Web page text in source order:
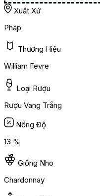
Xuất Xứ
Pháp
Thương Hiệu
William Fevre
Loại Rượu
Rượu Vang Trắng
Nồng Độ
13 %
Giống Nho
Chardonnay